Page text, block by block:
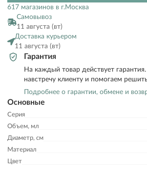
Основные
Серия
Объем, мл
Диаметр, см
Материал
Цвет
617 магазинов в г.Москва
Самовывоз
11 августа (вт)
Доставка курьером
11 августа (вт)
Гарантия
На каждый товар действует
навстречу клиенту и помогаем
Подробнее о гарантии, обмене и